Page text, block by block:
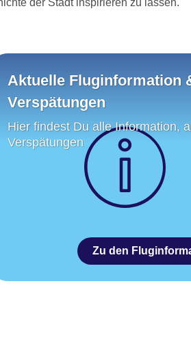
Aktuelle Fluginformation
Verspätungen
Hier findest Du alle Information,
Verspätungen
Zu den